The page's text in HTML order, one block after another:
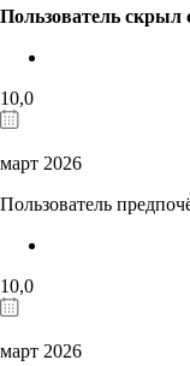
Пользователь скрыл
10,0
март 2026
Пользователь
10,0
март 2026